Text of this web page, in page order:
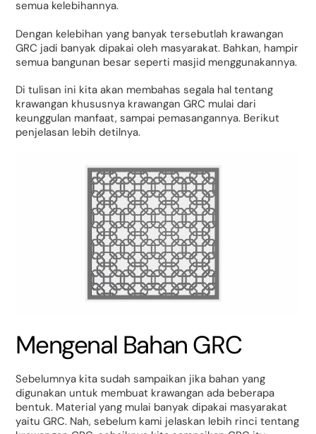
semua kelebihannya.
Dengan kelebihan yang banyak tersebutlah krawangan
GRC jadi banyak dipakai oleh masyarakat. Bahkan, hampir
semua bangunan besar seperti masjid menggunakannya.
Di tulisan ini kita akan membahas segala hal tentang
krawangan khususnya krawangan GRC mulai dari
keunggulan manfaat, sampai pemasangannya. Berikut
penjelasan lebih detilnya.
Mengenal Bahan GRC
Sebelumnya kita sudah sampaikan jika bahan yang
digunakan untuk membuat krawangan ada beberapa
bentuk. Material yang mulai banyak dipakai masyarakat
yaitu GRC. Nah, sebelum kami jelaskan lebih rinci tentang